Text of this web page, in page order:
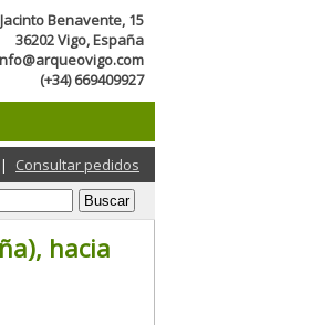
Benavente, 15
36202 Vigo, España
(+34) 669409927
|
Consultar pedidos
hacia